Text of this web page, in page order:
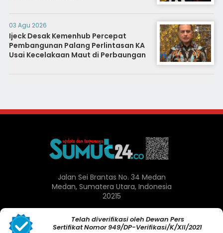
03 Agu 2026
Ijeck Desak Kemenhub Percepat
Pembangunan Palang Perlintasan KA
Usai Kecelakaan Maut di Perbaungan
Jalan Sei Brantas No. 34 Medan
Medan, Sumatera Utara, Indonesia
20215
Telah diverifikasi oleh Dewan Pers
Sertifikat Nomor 949/DP-Verifikasi/K/XII/2021